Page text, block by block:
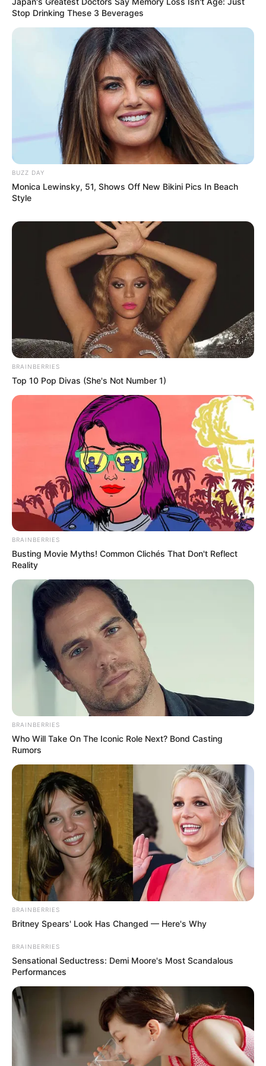
Quermania folgen: Impressum & Kontakt
Smartphone Startseite
Auf einigen Seiten dieses Projektes sind Affiliate-
Angebote integriert. Wenn etwas darüber gebucht oder
gekauft wird, ist das eine Unterstützung, ohne dass sich
dadurch der Preis ändert.
Stop Drinking These 3 Beverages
BUZZ DAY
Monica Lewinsky, 51, Shows Off New Bikini Pics In Beach
Style
BRAINBERRIES
Top 10 Pop Divas (She's Not Number 1)
BRAINBERRIES
Busting Movie Myths! Common Clichés That Don't Reflect
Reality
BRAINBERRIES
Who Will Take On The Iconic Role Next? Bond Casting
Rumors
BRAINBERRIES
Britney Spears' Look Has Changed — Here's Why
BRAINBERRIES
Sensational Seductress: Demi Moore's Most Scandalous
Performances